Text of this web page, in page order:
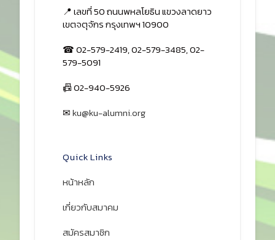
📍 เลขที่ 50 ถนนพหลโยธิน แขวงลาดยาว
เขตจตุจักร กรุงเทพฯ 10900
☎ 02-579-2419, 02-579-3485, 02-
579-5091
📠 02-940-5926
✉ku@ku-alumni.org
Quick Links
หน้าหลัก
เกี่ยวกับสมาคม
สมัครสมาชิก